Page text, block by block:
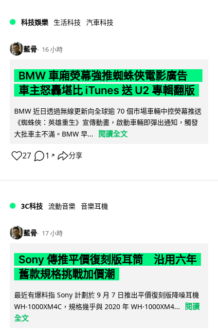
科技娛樂 生活科技 汽車科技
藍骨 16 小時
BMW 車廂熒幕強推蜘蛛俠電影廣告
車主怒轟堪比 iTunes 送 U2 專輯翻版
BMW 近日透過無線更新向全球逾 70 個市場車輛中控熒幕推送
《蜘蛛俠：英雄重生》宣傳動畫，啟動車輛即彈出通知，觸發
大批車主不滿。BMW 早...
閱讀全文
27 1 ↗ 分享
3C科技 流動音樂 音樂耳機
藍骨 17 小時
Sony 傳推平價復刻版耳筒 沿用六年
舊款規格挑戰加價潮
最近有爆料指 Sony 計劃於 9 月 7 日推出平價復刻版降噪耳機
WH-1000XM4C，規格幾乎與 2020 年 WH-1000XM4...
閱讀
全文